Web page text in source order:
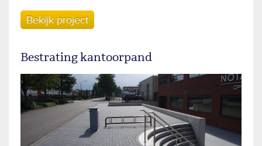
Bekijk project
Bestrating kantoorpand